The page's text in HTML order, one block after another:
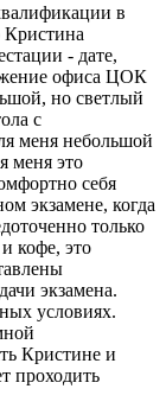
в
Кристина
- дате,
офиса ЦОК
но светлый
с
меня небольшой
меня это
себя
экзамене, когда
только
кофе, это
экзамена.
условиях.
Кристине и
проходить